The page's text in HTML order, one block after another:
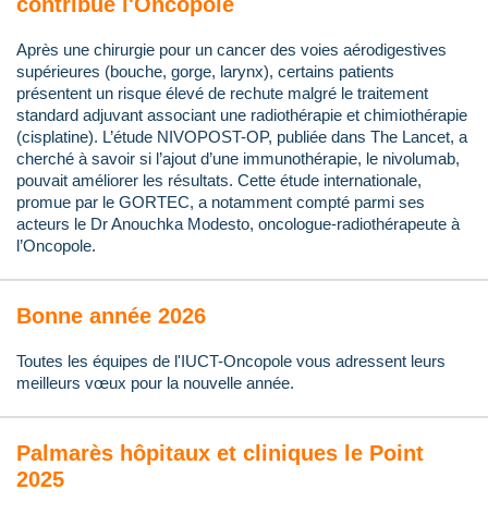
Après une chirurgie pour un cancer des voies aérodigestives
supérieures (bouche, gorge, larynx), certains patients
présentent un risque élevé de rechute malgré le traitement
standard adjuvant associant une radiothérapie et chimiothérapie
(cisplatine). L’étude NIVOPOST-OP, publiée dans The Lancet, a
cherché à savoir si l’ajout d’une immunothérapie, le nivolumab,
pouvait améliorer les résultats. Cette étude internationale,
promue par le GORTEC, a notamment compté parmi ses
acteurs le Dr Anouchka Modesto, oncologue-radiothérapeute à
l’Oncopole.
Bonne année 2026
Toutes les équipes de l'IUCT-Oncopole vous adressent leurs
meilleurs vœux pour la nouvelle année.
Palmarès hôpitaux et cliniques le Point
2025